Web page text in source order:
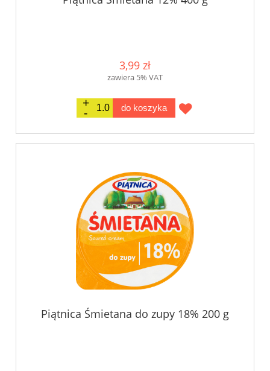
3,99 zł
zawiera 5% VAT
do koszyka
Piątnica Śmietana do zupy 18% 200 g